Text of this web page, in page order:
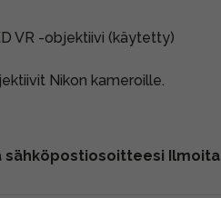
VR -objektiivi (käytetty)
Nikon kameroille.
sähköpostiosoitteesi Ilmoita